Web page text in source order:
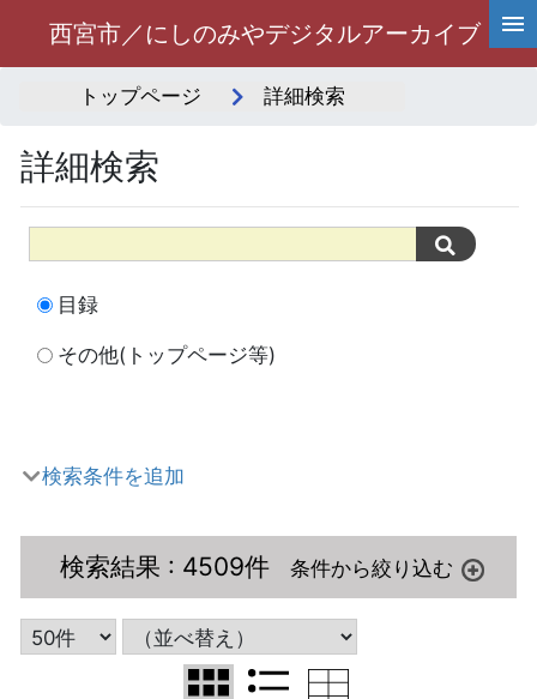
西宮市／にしのみやデジタルアーカイブ
トップページ 詳細検索
詳細検索
目録
その他(トップページ等)
検索条件を追加
検索結果 : 4509件